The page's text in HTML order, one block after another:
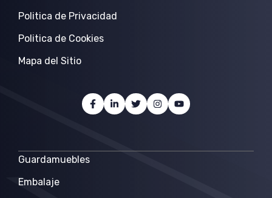
Politica de Privacidad
Politica de Cookies
Mapa del Sitio
Guardamuebles
Embalaje